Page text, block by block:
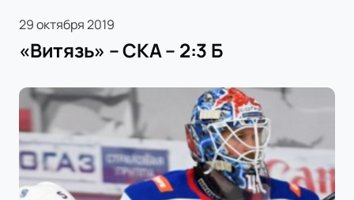
29 октября 2019
«Витязь» – СКА – 2:3 Б